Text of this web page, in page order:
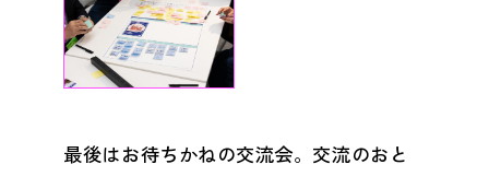
最後はお待ちかねの交流会。交流のおと